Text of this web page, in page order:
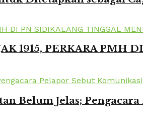
1915, PERKARA PMH
Belum Jelas;